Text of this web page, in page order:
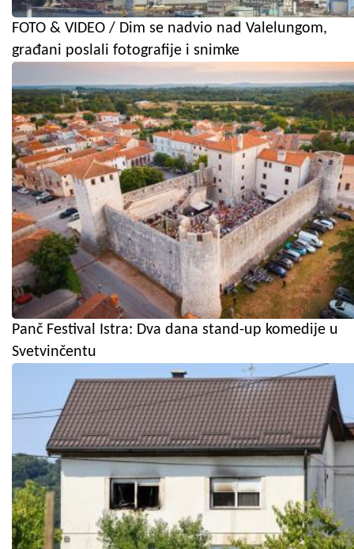
FOTO & VIDEO / Dim se nadvio nad Valelungom,
građani poslali fotografije i snimke
Panč Festival Istra: Dva dana stand-up komedije u
Svetvinčentu